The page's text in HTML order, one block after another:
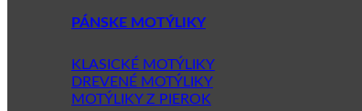
PÁNSKE MOTÝLIKY
KLASICKÉ MOTÝLIKY
DREVENÉ MOTÝLIKY
MOTÝLIKY Z PIEROK